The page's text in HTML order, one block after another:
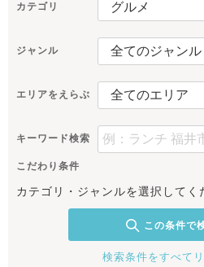
カテゴリ
ジャンル
エリアをえらぶ
キーワード検索
こだわり条件
カテゴリ・ジャンルを選択してく
この条件で
検索条件をすべて